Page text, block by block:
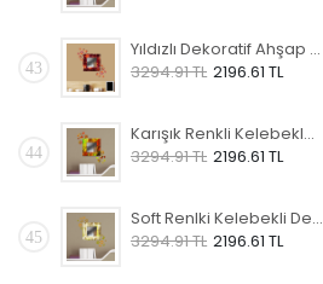
43
Yıldızlı Dekoratif Ahşap Çerçeveli Ayna
3294.91 TL 2196.61 TL
44
Karışık Renkli Kelebekler ve Çiçekler Dekoratif Ahşap Çerçeveli Ayna
3294.91 TL 2196.61 TL
45
Soft Renlki Kelebekli Dekoratif Ahşap Çerçeveli Ayna
3294.91 TL 2196.61 TL